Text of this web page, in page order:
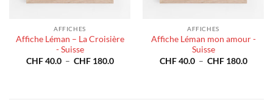
AFFICHES
Affiche Léman – La Croisière
- Suisse
CHF40.0 – CHF180.0Plage
AFFICHES
Affiche Léman mon amour -
Suisse
CHF40.0 – CHF180.0Plage